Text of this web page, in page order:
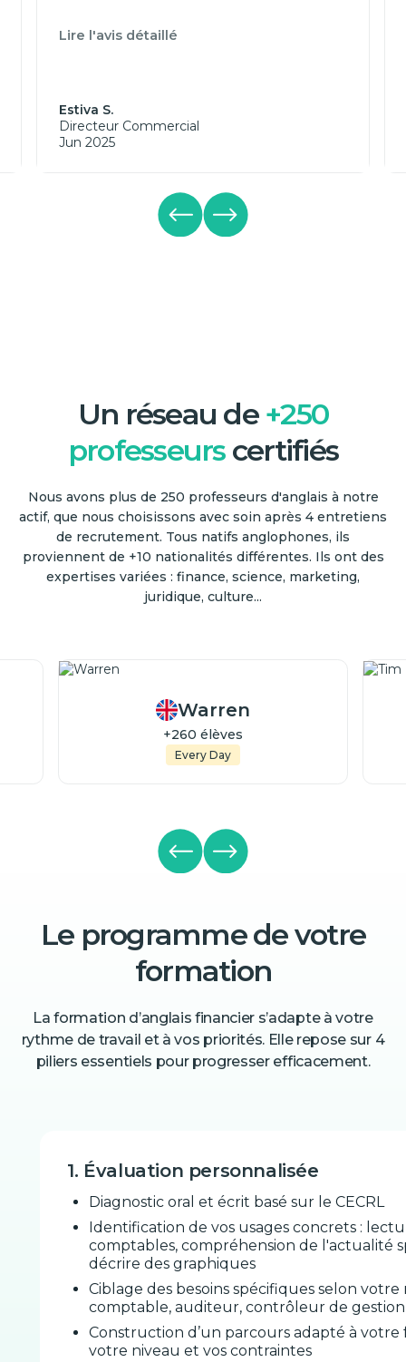
Lire l'avis détaillé
Estiva S.
Directeur Commercial
Jun 2025
Un réseau de +250
professeurscertifiés
Nous avons plus de 250 professeurs d'anglais à notre
actif, que nous choisissons avec soin après 4 entretiens
de recrutement. Tous natifs anglophones, ils
proviennent de +10 nationalités différentes. Ils ont des
expertises variées : finance, science, marketing,
juridique, culture...
Warren
+260 élèves
Every Day
Le programme de votre
formation
La formation d’anglais financier s’adapte à votre
rythme de travail et à vos priorités. Elle repose sur 4
piliers essentiels pour progresser efficacement.
1. Évaluation personnalisée
Diagnostic oral et écrit basé sur le CECRL
Identification de vos usages concrets :
comptables, compréhension de l'actualité
décrire des graphiques
Ciblage des besoins spécifiques selon votre
comptable, auditeur, contrôleur de
Construction d’un parcours adapté à votre
votre niveau et vos contraintes